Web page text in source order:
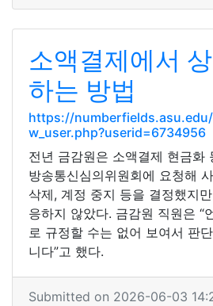
소액결제에서
하는 방법
https://
w_user.php?userid=6734956
전년 금감원은 소액결제 현금화
방송통신심의위원회에 요청해
삭제, 계정 중지 등을 결정했지
응하지 않았다. 금감원 직원은 “
로 규정할 수는 없어 보여서 판
니다”고 했다.
Submitted on 2026-06-03